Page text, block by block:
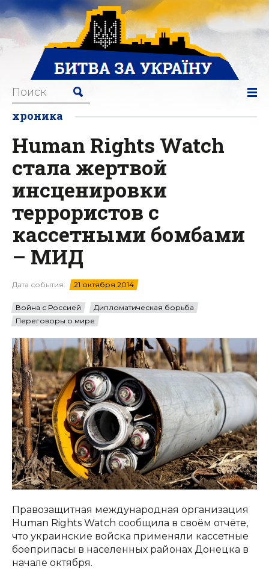
хроника
Human Rights Watch
стала жертвой
инсценировки
террористов с
кассетными бомбами
– МИД
Дата события: 21 октября 2014
Война с Россией
Дипломатическая борьба
Переговоры о мире
Правозащитная международная организация
Human Rights Watch сообщила в своём отчёте,
что украинские войска применяли кассетные
боеприпасы в населенных районах Донецка в
начале октября.